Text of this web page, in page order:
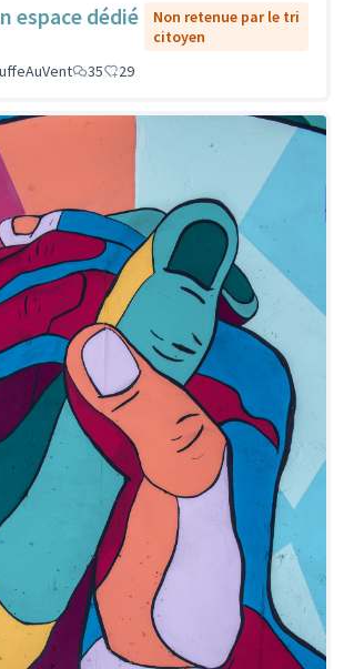
espace dédié
Non retenue par le tri
citoyen
35 29